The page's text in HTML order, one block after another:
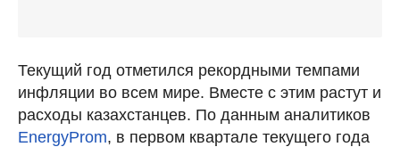
Текущий год отметился рекордными темпами
инфляции во всем мире. Вместе с этим растут и
расходы казахстанцев. По данным аналитиков
EnergyProm, в первом квартале текущего года